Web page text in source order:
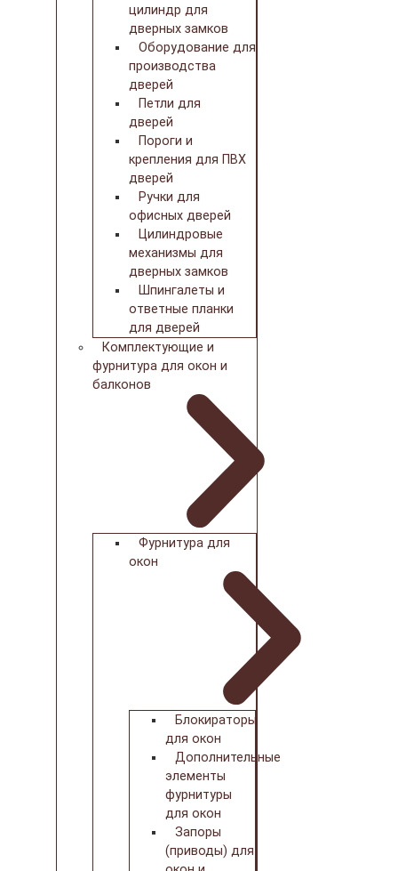
цилиндр для
дверных замков
Оборудование для
производства
дверей
Петли для
дверей
Пороги и
крепления для ПВХ
дверей
Ручки для
офисных дверей
Цилиндровые
механизмы для
дверных замков
Шпингалеты и
ответные планки
для дверей
Комплектующие и
фурнитура для окон и
балконов
Фурнитура для
окон
Блокираторы
для окон
Дополнительные
элементы
фурнитуры
для окон
Запоры
(приводы) для